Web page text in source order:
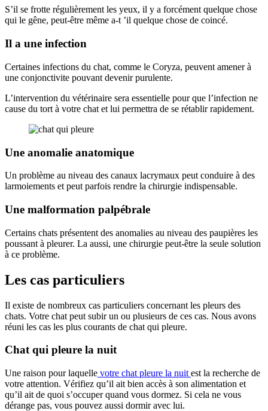
S’il se frotte régulièrement les yeux, il y a forcément quelque chose
qui le gêne, peut-être même a-t ’il quelque chose de coincé.
Il a une infection
Certaines infections du chat, comme le Coryza, peuvent amener à
une conjonctivite pouvant devenir purulente.
L’intervention du vétérinaire sera essentielle pour que l’infection ne
cause du tort à votre chat et lui permettra de se rétablir rapidement.
Une anomalie anatomique
Un problème au niveau des canaux lacrymaux peut conduire à des
larmoiements et peut parfois rendre la chirurgie indispensable.
Une malformation palpébrale
Certains chats présentent des anomalies au niveau des paupières les
poussant à pleurer. La aussi, une chirurgie peut-être la seule solution
à ce problème.
Les cas particuliers
Il existe de nombreux cas particuliers concernant les pleurs des
chats. Votre chat peut subir un ou plusieurs de ces cas. Nous avons
réuni les cas les plus courants de chat qui pleure.
Chat qui pleure la nuit
Une raison pour laquelle votre chat pleure la nuit est la recherche de
votre attention. Vérifiez qu’il ait bien accès à son alimentation et
qu’il ait de quoi s’occuper quand vous dormez. Si cela ne vous
dérange pas, vous pouvez aussi dormir avec lui.